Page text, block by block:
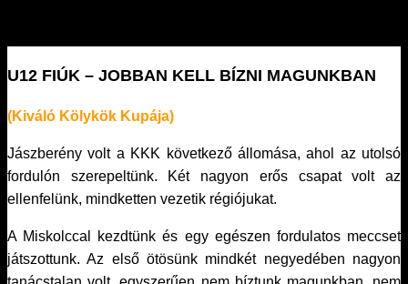
U12 FIÚK – JOBBAN KELL BÍZNI MAGUNKBAN
(Kiváló Kölykök Kupája)
Jászberény volt a KKK következő állomása, ahol az utolsó
fordulón szerepeltünk. Két nagyon erős csapat volt az
ellenfelünk, mindketten vezetik régiójukat.
A Miskolccal kezdtünk és egy egészen fordulatos meccset
játszottunk. Az első ötösünk mindkét negyedében nagyon